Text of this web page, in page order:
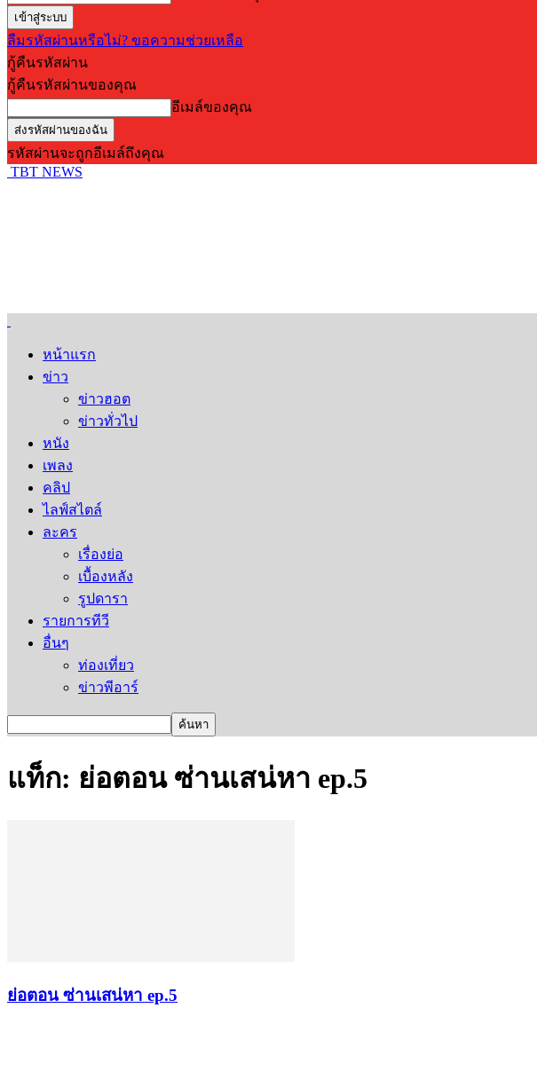
ลืมรหัสผ่านหรือไม่? ขอความช่วยเหลือ
กู้คืนรหัสผ่าน
กู้คืนรหัสผ่านของคุณ
อีเมล์ของคุณ
รหัสผ่านจะถูกอีเมล์ถึงคุณ
TBT NEWS
หน้าแรก
ข่าว
ข่าวฮอต
ข่าวทั่วไป
หนัง
เพลง
คลิป
ไลฟ์สไตล์
ละคร
เรื่องย่อ
เบื้องหลัง
รูปดารา
รายการทีวี
อื่นๆ
ท่องเที่ยว
ข่าวพีอาร์
แท็ก: ย่อตอน ซ่านเสน่หา ep.5
ย่อตอน ซ่านเสน่หา ep.5